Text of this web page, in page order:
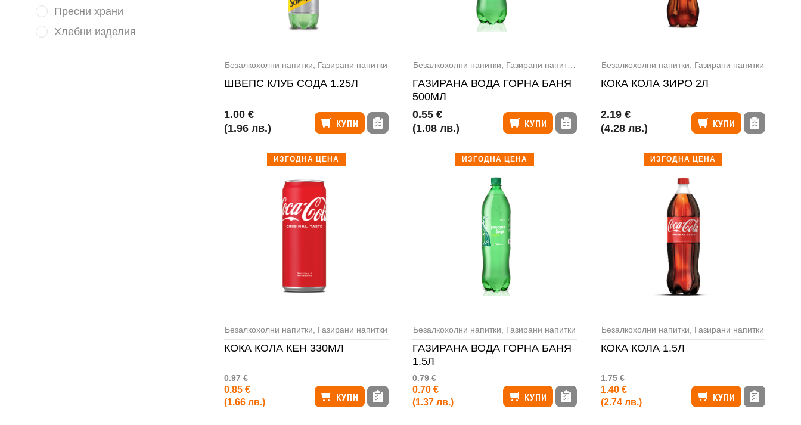
Безалкохолни напитки Газирани напитки
ШВЕПС КЛУБ СОДА 1.25Л
1.00 €
(1.96 лв.)
КУПИ
Безалкохолни напитки Газирани напитки Минерална вода
ГАЗИРАНА ВОДА ГОРНА БАНЯ
500МЛ
0.55 €
(1.08 лв.)
КУПИ
Безалкохолни напитки Газирани напитки
КОКА КОЛА ЗИРО 2Л
2.19 €
(4.28 лв.)
КУПИ
ИЗГОДНА ЦЕНА
Безалкохолни напитки Газирани напитки
КОКА КОЛА КЕН 330МЛ
0.97 €
0.85 €
(1.66 лв.)
КУПИ
ИЗГОДНА ЦЕНА
Безалкохолни напитки Газирани напитки
ГАЗИРАНА ВОДА ГОРНА БАНЯ
1.5Л
0.79 €
0.70 €
(1.37 лв.)
КУПИ
ИЗГОДНА ЦЕНА
Безалкохолни напитки Газирани напитки
КОКА КОЛА 1.5Л
1.75 €
1.40 €
(2.74 лв.)
КУПИ
Пресни храни
Хлебни изделия